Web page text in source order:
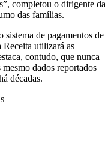
completou o dirigente da
das famílias.
de pagamentos de
Receita utilizará as
contudo, que nunca
dados reportados
décadas.